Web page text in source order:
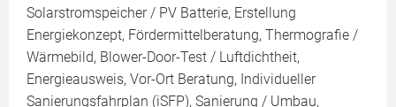
Solarstromspeicher / PV Batterie, Erstellung
Energiekonzept, Fördermittelberatung, Thermografie /
Wärmebild, Blower-Door-Test / Luftdichtheit,
Energieausweis, Vor-Ort Beratung, Individueller
Sanierungsfahrplan (iSFP), Sanierung / Umbau,